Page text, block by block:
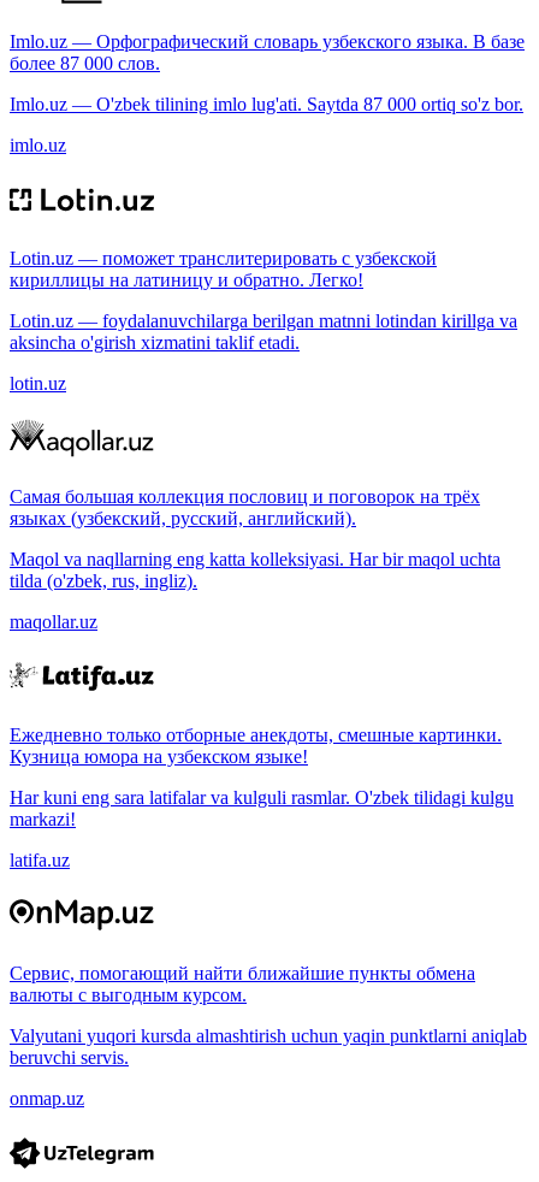
Imlo.uz — Орфографический словарь узбекского языка. В базе
более 87 000 слов.
Imlo.uz — O'zbek tilining imlo lug'ati. Saytda 87 000 ortiq so'z bor.
imlo.uz
Lotin.uz — поможет транслитерировать с узбекской
кириллицы на латиницу и обратно. Легко!
Lotin.uz — foydalanuvchilarga berilgan matnni lotindan kirillga va
aksincha o'girish xizmatini taklif etadi.
lotin.uz
Самая большая коллекция пословиц и поговорок на трёх
языках (узбекский, русский, английский).
Maqol va naqllarning eng katta kolleksiyasi. Har bir maqol uchta
tilda (o'zbek, rus, ingliz).
maqollar.uz
Ежедневно только отборные анекдоты, смешные картинки.
Кузница юмора на узбекском языке!
Har kuni eng sara latifalar va kulguli rasmlar. O'zbek tilidagi kulgu
markazi!
latifa.uz
Сервис, помогающий найти ближайшие пункты обмена
валюты с выгодным курсом.
Valyutani yuqori kursda almashtirish uchun yaqin punktlarni aniqlab
beruvchi servis.
onmap.uz